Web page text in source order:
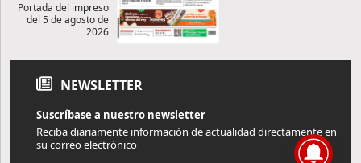
Portada del impreso
del 5 de agosto de
2026
NEWSLETTER
Suscríbase a nuestro newsletter
Reciba diariamente información de actualidad directamente en
su correo electrónico